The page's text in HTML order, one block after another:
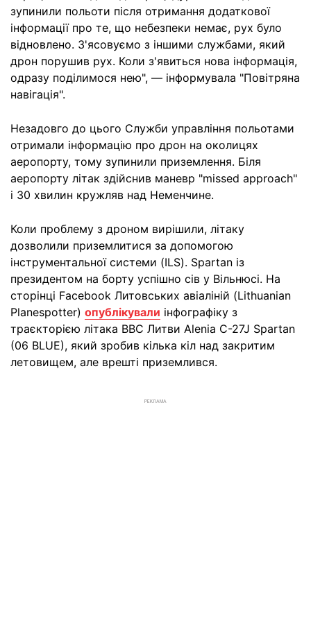
зупинили польоти після отримання додаткової
інформації про те, що небезпеки немає, рух було
відновлено. З'ясовуємо з іншими службами, який
дрон порушив рух. Коли з'явиться нова інформація,
одразу поділимося нею", — інформувала "Повітряна
навігація".
Незадовго до цього Служби управління польотами
отримали інформацію про дрон на околицях
аеропорту, тому зупинили приземлення. Біля
аеропорту літак здійснив маневр "missed approach"
і 30 хвилин кружляв над Неменчине.
Коли проблему з дроном вирішили, літаку
дозволили приземлитися за допомогою
інструментальної системи (ILS). Spartan із
президентом на борту успішно сів у Вільнюсі. На
сторінці Facebook Литовських авіаліній (Lithuanian
Planespotter) опублікували інфографіку з
траєкторією літака ВВС Литви Alenia C-27J Spartan
(06 BLUE), який зробив кілька кіл над закритим
летовищем, але врешті приземлився.
РЕКЛАМА